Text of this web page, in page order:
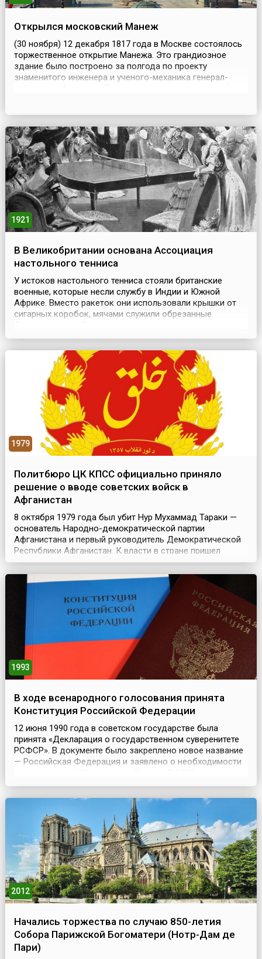
Открылся московский Манеж
(30 ноября) 12 декабря 1817 года в Москве состоялось
торжественное открытие Манежа. Это грандиозное
здание было построено за полгода по проекту
знаменитого инженера и ученого-механика генерал-
в М...
1921
В Великобритании основана Ассоциация
настольного тенниса
У истоков настольного тенниса стояли британские
военные, которые несли службу в Индии и Южной
Африке. Вместо ракеток они использовали крышки от
сигарных коробок, мячами служили обрезанные
выкладывались книги. Большой вклад в развитие пинг-
1900 году из США полые целлулоидные мячи. История
происхождения н...
1979
Политбюро ЦК КПСС официально приняло
решение о вводе советских войск в
Афганистан
8 октября 1979 года был убит Нур Мухаммад Тараки —
основатель Народно-демократической партии
Афганистана и первый руководитель Демократической
Республики Афганистан. К власти в стране пришел
Хафизулла Амин, который при всей своей лояльности к
Москве обладал собственным мнением в вопросах
дальнейшего строительства афганского общества. Эти
события были расценены в Кремле как
контрреволюционный п...
1993
В ходе всенародного голосования принята
Конституция Российской Федерации
12 июня 1990 года в советском государстве была
принята «Декларация о государственном суверенитете
РСФСР». В документе было закреплено новое название
— Российская Федерация и заявлено о необходимости
президент РФ Борис Ельцин созвал Конституционное
работе приняли участие представители политических п...
2012
Начались торжества по случаю 850-летия
Собора Парижской Богоматери (Нотр-Дам де
Пари)